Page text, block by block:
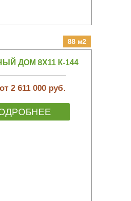
88 м2
ДОМ 8Х11 К-144
от 2 611 000 руб.